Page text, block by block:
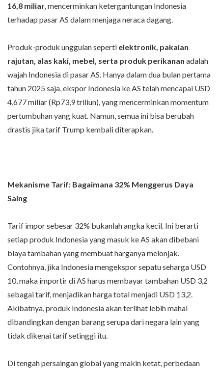
16,8 miliar, mencerminkan ketergantungan Indonesia
terhadap pasar AS dalam menjaga neraca dagang.
Produk-produk unggulan seperti elektronik, pakaian
rajutan, alas kaki, mebel, serta produk perikanan adalah
wajah Indonesia di pasar AS. Hanya dalam dua bulan pertama
tahun 2025 saja, ekspor Indonesia ke AS telah mencapai USD
4,677 miliar (Rp73,9 triliun), yang mencerminkan momentum
pertumbuhan yang kuat. Namun, semua ini bisa berubah
drastis jika tarif Trump kembali diterapkan.
Mekanisme Tarif: Bagaimana 32% Menggerus Daya
Saing
Tarif impor sebesar 32% bukanlah angka kecil. Ini berarti
setiap produk Indonesia yang masuk ke AS akan dibebani
biaya tambahan yang membuat harganya melonjak.
Contohnya, jika Indonesia mengekspor sepatu seharga USD
10, maka importir di AS harus membayar tambahan USD 3,2
sebagai tarif, menjadikan harga total menjadi USD 13,2.
Akibatnya, produk Indonesia akan terlihat lebih mahal
dibandingkan dengan barang serupa dari negara lain yang
tidak dikenai tarif setinggi itu.
Di tengah persaingan global yang makin ketat, perbedaan